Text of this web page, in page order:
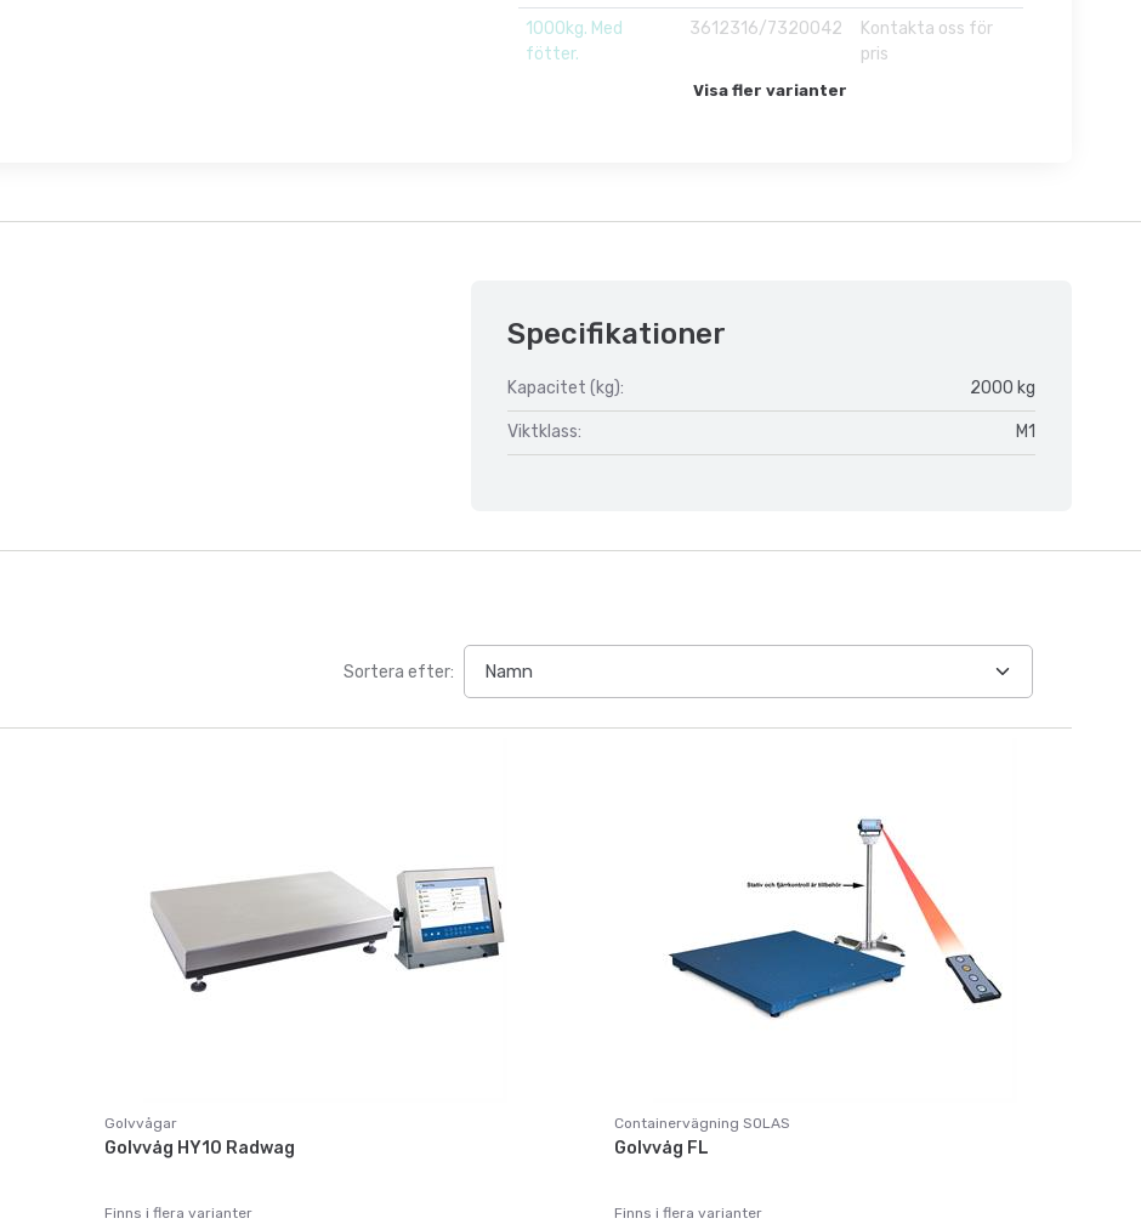
1000kg. Med
fötter.
3612316/7320042
Kontakta oss för
pris
Visa fler varianter
Specifikationer
Kapacitet (kg): 2000 kg
Viktklass: M1
Sortera efter:
Golvvågar
Golvvåg HY10 Radwag
Finns i flera varianter
Containervägning SOLAS
Golvvåg FL
Finns i flera varianter